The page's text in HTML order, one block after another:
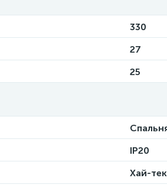
330
27
25
IP20
Хай-тек